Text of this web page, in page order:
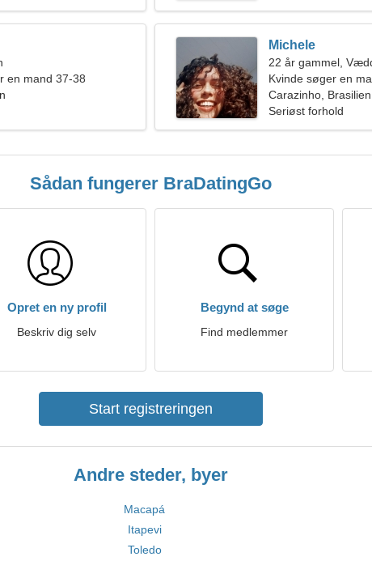
en mand 37-38
Michele
22 år gammel,
Kvinde søger en
Carazinho, Brasilien
Seriøst forhold
Sådan fungerer BraDatingGo
Opret en ny profil
Beskriv dig selv
Begynd at søge
Find medlemmer
Start registreringen
Andre steder, byer
Macapá
Itapevi
Toledo